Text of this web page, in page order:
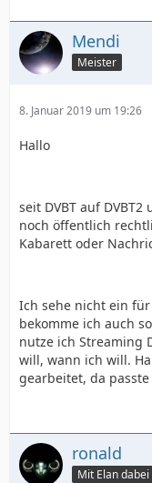
Mendi
Meister
8. Januar 2019 um 19:26
Hallo
seit DVBT auf
noch öffentlich
Kabarett oder
Ich sehe nicht ein
bekomme ich auch
nutze ich Streaming
will, wann ich will.
gearbeitet, da
ronald
Mit Elan dabei